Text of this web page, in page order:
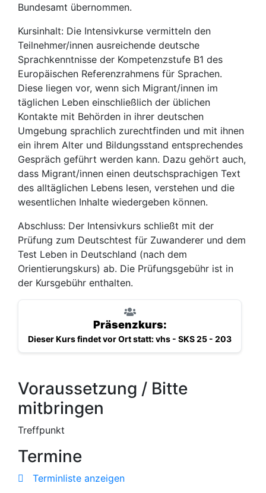
Bundesamt übernommen.
Kursinhalt: Die Intensivkurse vermitteln den
Teilnehmer/innen ausreichende deutsche
Sprachkenntnisse der Kompetenzstufe B1 des
Europäischen Referenzrahmens für Sprachen.
Diese liegen vor, wenn sich Migrant/innen im
täglichen Leben einschließlich der üblichen
Kontakte mit Behörden in ihrer deutschen
Umgebung sprachlich zurechtfinden und mit ihnen
ein ihrem Alter und Bildungsstand entsprechendes
Gespräch geführt werden kann. Dazu gehört auch,
dass Migrant/innen einen deutschsprachigen Text
des alltäglichen Lebens lesen, verstehen und die
wesentlichen Inhalte wiedergeben können.
Abschluss: Der Intensivkurs schließt mit der
Prüfung zum Deutschtest für Zuwanderer und dem
Test Leben in Deutschland (nach dem
Orientierungskurs) ab. Die Prüfungsgebühr ist in
der Kursgebühr enthalten.
Präsenzkurs:
Dieser Kurs findet vor Ort statt: vhs - SKS 25 - 203
Voraussetzung / Bitte
mitbringen
Treffpunkt
Termine
Terminliste anzeigen